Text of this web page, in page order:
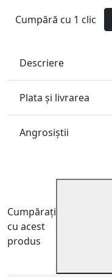
Cumpără cu 1 clic
Descriere
Plata și livrarea
Angrosiştii
Cumpărați
cu acest
produs